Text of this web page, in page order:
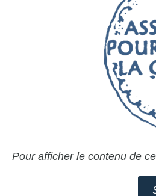
Pour afficher le contenu de